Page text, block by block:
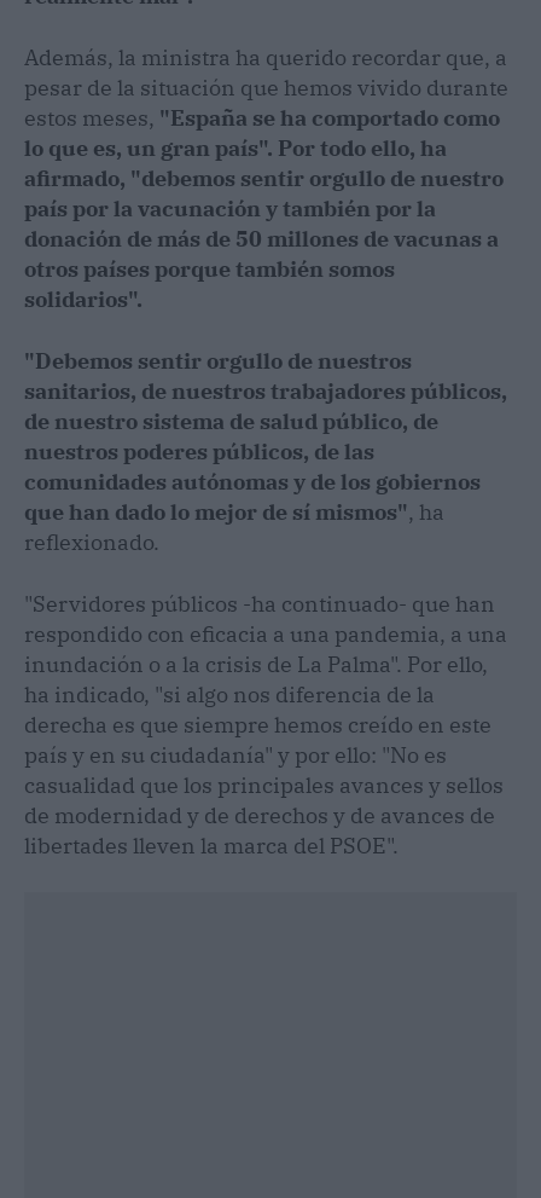
Además, la ministra ha querido recordar que, a
pesar de la situación que hemos vivido durante
estos meses, "España se ha comportado como
lo que es, un gran país". Por todo ello, ha
afirmado, "debemos sentir orgullo de nuestro
país por la vacunación y también por la
donación de más de 50 millones de vacunas a
otros países porque también somos
solidarios".
"Debemos sentir orgullo de nuestros
sanitarios, de nuestros trabajadores públicos,
de nuestro sistema de salud público, de
nuestros poderes públicos, de las
comunidades autónomas y de los gobiernos
que han dado lo mejor de sí mismos", ha
reflexionado.
"Servidores públicos -ha continuado- que han
respondido con eficacia a una pandemia, a una
inundación o a la crisis de La Palma". Por ello,
ha indicado, "si algo nos diferencia de la
derecha es que siempre hemos creído en este
país y en su ciudadanía" y por ello: "No es
casualidad que los principales avances y sellos
de modernidad y de derechos y de avances de
libertades lleven la marca del PSOE".